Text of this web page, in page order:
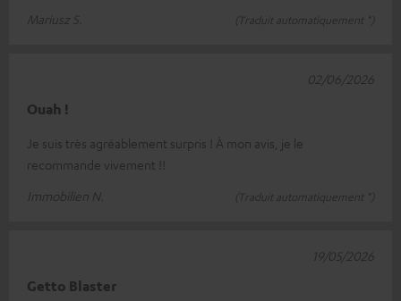
Mariusz S.
(Traduit automatiquement *)
Ouah !
Je suis très agréablement surpris ! À mon avis, je le
recommande vivement !!
Immobilien N.
(Traduit automatiquement *)
02/06/2026
Getto Blaster
19/05/2026